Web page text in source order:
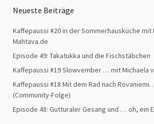
Neueste Beiträge
Kaffepaussi #20 in der Sommerhausküche mit
Mahtava.de
Episode 49: Takatukka und die Fischstäbchen
Kaffepaussi #19 Slowvember … mit Michaela
Kaffepaussi #18 Mit dem Rad nach
(Community-Folge)
Episode 48: Gutturaler Gesang und … oh, ein